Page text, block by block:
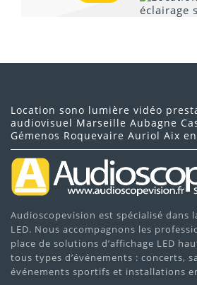
Location sono lumière vidéo
audiovisuel Marseille Aubagne
Gémenos Roquevaire Auriol Aix
Audioscopevision est spécialisé dans
LED. Nous accompagnons les
place de solutions d’affichage LED
tous types d’événements : concerts,
événements sportifs et installations